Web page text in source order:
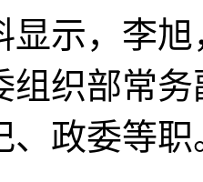
，李旭
组织部常
、政委等职